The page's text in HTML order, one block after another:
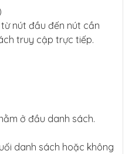
nút đầu đến nút cần
truy cập trực tiếp.
ở đầu danh sách.
danh sách hoặc không